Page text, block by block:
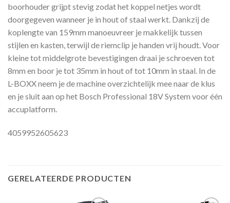
boorhouder grijpt stevig zodat het koppel netjes wordt
doorgegeven wanneer je in hout of staal werkt. Dankzij de
koplengte van 159mm manoeuvreer je makkelijk tussen
stijlen en kasten, terwijl de riemclip je handen vrij houdt. Voor
kleine tot middelgrote bevestigingen draai je schroeven tot
8mm en boor je tot 35mm in hout of tot 10mm in staal. In de
L-BOXX neem je de machine overzichtelijk mee naar de klus
en je sluit aan op het Bosch Professional 18V System voor één
accuplatform.
4059952605623
GERELATEERDE PRODUCTEN